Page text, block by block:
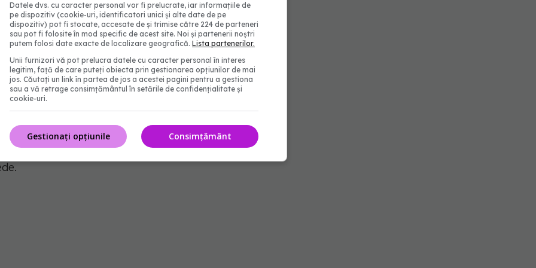
Condimentul este similar cu administrarea de
la ameliorarea durerii abdominale acute.
în fiecare zi timp de o lună poate ajuta la
Cantitatea de trigliceride din sânge este
: Proprietățile antiinflamatorii din ghimbir întăresc
de o răceală sau un virus? Atunci ghimbirul vă
Datele dvs. cu caracter personal vor fi prelucrate, iar informațiile de
pe dispozitiv (cookie-uri, identificatori unici și alte date de pe
dispozitiv) pot fi stocate, accesate de și trimise către 224 de parteneri
sau pot fi folosite în mod specific de acest site. Noi și partenerii noștri
putem folosi date exacte de localizare geografică. Lista partenerilor.
Unii furnizori vă pot prelucra datele cu caracter personal în interes
legitim, față de care puteți obiecta prin gestionarea opțiunilor de mai
jos. Căutați un link în partea de jos a acestei pagini pentru a gestiona
sau a vă retrage consimțământul în setările de confidențialitate și
cookie-uri.
Consimțământ
Gestionați opțiunile